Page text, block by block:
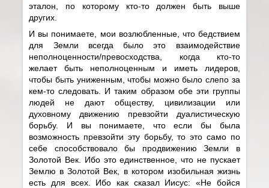
эталон, по которому кто-то должен быть выше
других.
И вы понимаете, мои возлюбленные, что бедствием
для Земли всегда было это взаимодействие
неполноценности/превосходства, когда кто-то
желает быть неполноценным и иметь лидеров,
чтобы быть униженным, чтобы можно было слепо за
кем-то следовать. И таким образом обе эти группы
людей не дают обществу, цивилизации или
духовному движению превзойти дуалистическую
борьбу. И вы понимаете, что если бы была
возможность превзойти эту борьбу, то это само по
себе способствовало бы продвижению Земли в
Золотой Век. Ибо это единственное, что не пускает
Землю в Золотой Век, в котором изобильная жизнь
есть для всех. Ибо как сказал Иисус: «Не бойся